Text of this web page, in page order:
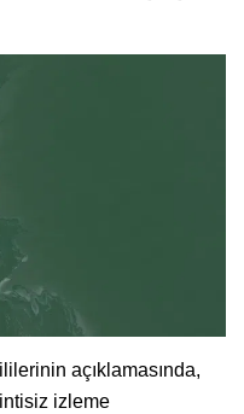
açıklamasında,
izleme